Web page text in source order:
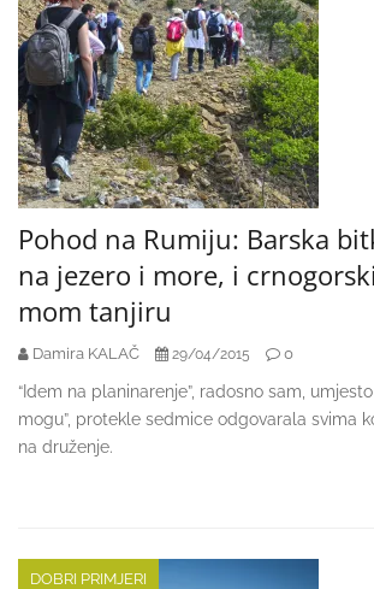
Pohod na Rumiju: Barska
na jezero i more, i
mom tanjiru
Damira KALAČ 29/04/2015 0
“Idem na planinarenje”, radosno sam,
mogu”, protekle sedmice odgovarala svima
na druženje.
DOBRI PRIMJERI